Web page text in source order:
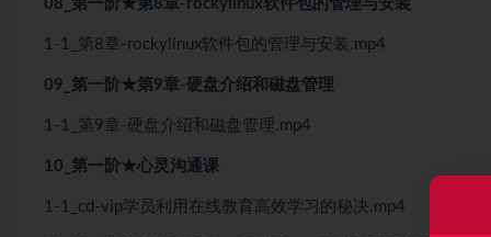
08_第一阶★第8章-rockylinux软件包的管理与安装
1-1_第8章-rockylinux软件包的管理与安装.mp4
09_第一阶★第9章-硬盘介绍和磁盘管理
1-1_第9章-硬盘介绍和磁盘管理.mp4
10_第一阶★心灵沟通课
1-1_cd-vip学员利用在线教育高效学习的秘决.mp4